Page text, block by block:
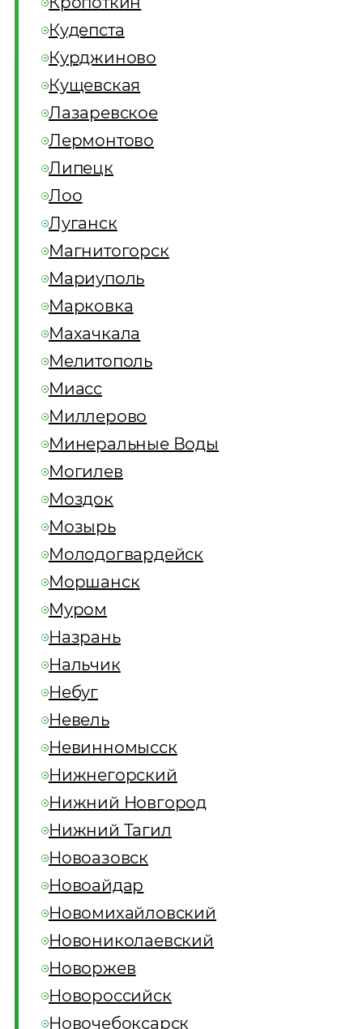
Кудепста
Курджиново
Кущевская
Лазаревское
Лермонтово
Липецк
Лоо
Луганск
Магнитогорск
Мариуполь
Марковка
Махачкала
Мелитополь
Миасс
Миллерово
Минеральные Воды
Могилев
Моздок
Мозырь
Молодогвардейск
Моршанск
Муром
Назрань
Нальчик
Небуг
Невель
Невинномысск
Нижнегорский
Нижний Новгород
Нижний Тагил
Новоазовск
Новоайдар
Новомихайловский
Новониколаевский
Новоржев
Новороссийск
Новочебоксарск